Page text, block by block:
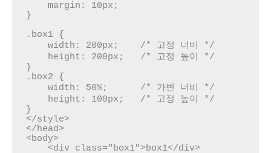
    margin: 10px;
}
.box1 {
    width: 200px;    /* 고정 너비 */
}
.box2 {
    width: 50%;      /* 가변 너비 */
}
</style>
</head>
<body>